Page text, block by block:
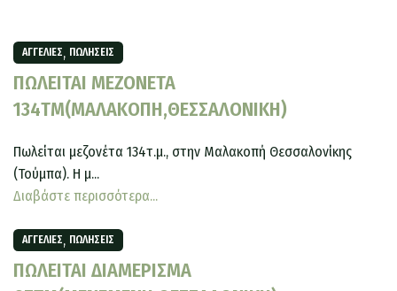
ΑΓΓΕΛΊΕΣ, ΠΩΛΉΣΕΙΣ
ΠΩΛΕΙΤΑΙ ΜΕΖΟΝΕΤΑ
134ΤΜ(ΜΑΛΑΚΟΠΗ,ΘΕΣΣΑΛΟΝΙΚΗ)
Πωλείται μεζονέτα 134τ.μ., στην Μαλακοπή Θεσσαλονίκης
(Τούμπα). Η μ...
Διαβάστε περισσότερα...
ΑΓΓΕΛΊΕΣ, ΠΩΛΉΣΕΙΣ
ΠΩΛΕΙΤΑΙ ΔΙΑΜΕΡΙΣΜΑ